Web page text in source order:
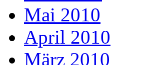
Mai 2010
April 2010
März 2010